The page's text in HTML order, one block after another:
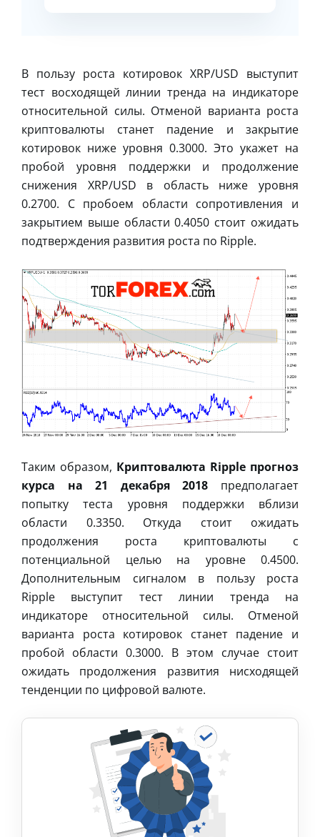
В пользу роста котировок XRP/USD выступит
тест восходящей линии тренда на индикаторе
относительной силы. Отменой варианта роста
криптовалюты станет падение и закрытие
котировок ниже уровня 0.3000. Это укажет на
пробой уровня поддержки и продолжение
снижения XRP/USD в область ниже уровня
0.2700. С пробоем области сопротивления и
закрытием выше области 0.4050 стоит ожидать
подтверждения развития роста по Ripple.
Таким образом, Криптовалюта Ripple прогноз
курса на 21 декабря 2018 предполагает
попытку теста уровня поддержки вблизи
области 0.3350. Откуда стоит ожидать
продолжения роста криптовалюты с
потенциальной целью на уровне 0.4500.
Дополнительным сигналом в пользу роста
Ripple выступит тест линии тренда на
индикаторе относительной силы. Отменой
варианта роста котировок станет падение и
пробой области 0.3000. В этом случае стоит
ожидать продолжения развития нисходящей
тенденции по цифровой валюте.